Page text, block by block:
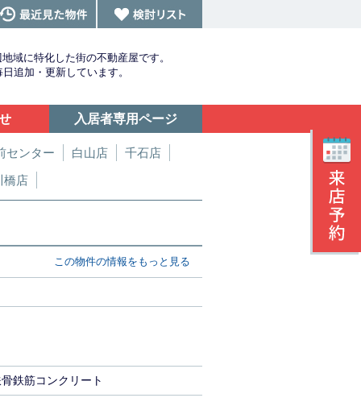
域に特化した街の不動産屋です。
追加・更新しています。
入居者専用ページ
センター 白山店
千石店
橋店
この物件の情報をもっと見る
鉄筋コンクリート